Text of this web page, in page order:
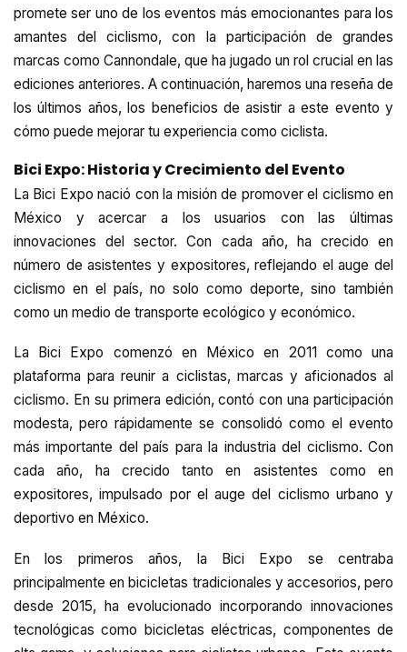
promete ser uno de los eventos más emocionantes para los
amantes del ciclismo, con la participación de grandes
marcas como Cannondale, que ha jugado un rol crucial en las
ediciones anteriores. A continuación, haremos una reseña de
los últimos años, los beneficios de asistir a este evento y
cómo puede mejorar tu experiencia como ciclista.
Bici Expo: Historia y Crecimiento del Evento
La Bici Expo nació con la misión de promover el ciclismo en
México y acercar a los usuarios con las últimas
innovaciones del sector. Con cada año, ha crecido en
número de asistentes y expositores, reflejando el auge del
ciclismo en el país, no solo como deporte, sino también
como un medio de transporte ecológico y económico.
La Bici Expo comenzó en México en 2011 como una
plataforma para reunir a ciclistas, marcas y aficionados al
ciclismo. En su primera edición, contó con una participación
modesta, pero rápidamente se consolidó como el evento
más importante del país para la industria del ciclismo. Con
cada año, ha crecido tanto en asistentes como en
expositores, impulsado por el auge del ciclismo urbano y
deportivo en México.
En los primeros años, la Bici Expo se centraba
principalmente en bicicletas tradicionales y accesorios, pero
desde 2015, ha evolucionado incorporando innovaciones
tecnológicas como bicicletas eléctricas, componentes de